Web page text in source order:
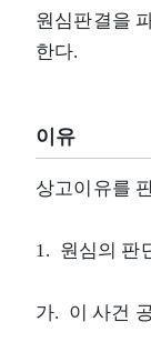
원심판결을
한다.
이유
상고이유를
1. 원심의 판
가. 이 사건